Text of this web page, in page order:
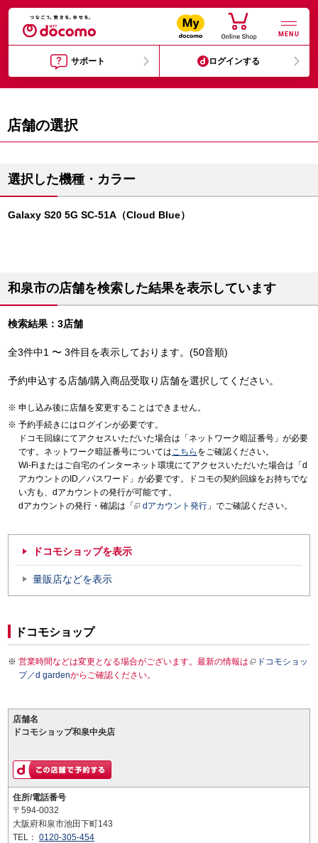
MENU
サポート ログインする
店舗の選択
選択した機種・カラー
Galaxy S20 5G SC-51A（Cloud Blue）
和泉市の店舗を検索した結果を表示しています
検索結果：3店舗
全3件中1 〜 3件目を表示しております。(50音順)
予約申込する店舗/購入商品受取り店舗を選択してください。
申し込み後に店舗を変更することはできません。
予約手続きにはログインが必要です。
ドコモ回線にてアクセスいただいた場合は「ネットワーク暗証番号」が必要
です。ネットワーク暗証番号についてはこちら をご確認ください。
Wi-Fiまたはご自宅のインターネット環境にてアクセスいただいた場合は「d
アカウントのID／パスワード」が必要です。ドコモの契約回線をお持ちでな
い方も、dアカウントの発行が可能です。
dアカウントの発行・確認は「
dアカウント発行 」でご確認ください。
ドコモショップを表示
量販店などを表示
ドコモショップ
営業時間などは変更となる場合がございます。最新の情報は
ドコモショッ
プ／d gardenからご確認ください。
店舗名
ドコモショップ和泉中央店
住所/電話番号
〒594-0032
大阪府和泉市池田下町143
TEL： 0120-305-454